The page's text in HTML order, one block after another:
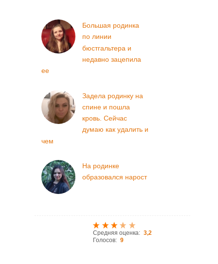
Большая родинка
по линии
бюстгальтера и
недавно зацепила
ее
Задела родинку на
спине и пошла
кровь. Сейчас
думаю как удалить и
чем
На родинке
образовался нарост
Средняя оценка: 3,2
Голосов: 9